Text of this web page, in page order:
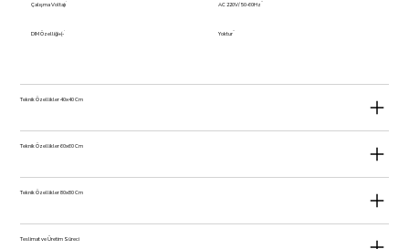
Çalışma Voltajı AC 220V/ 50-60Hz
DIM Özelliği+(- Yoktur
Teknik Özellikler 40x40 Cm
Teknik Özellikler 60x60 Cm
Teknik Özellikler 80x80 Cm
Teslimat ve Üretim Süreci